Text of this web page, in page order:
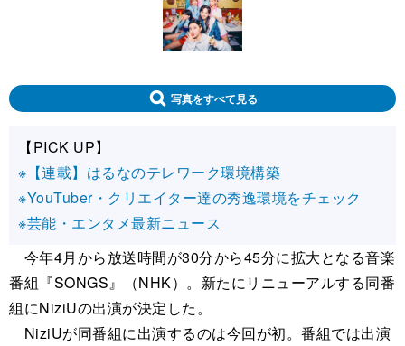
写真をすべて見る
【PICK UP】
※【連載】はるなのテレワーク環境構築
※YouTuber・クリエイター達の秀逸環境をチェック
※芸能・エンタメ最新ニュース
今年4月から放送時間が30分から45分に拡大となる音楽
番組『SONGS』（NHK）。新たにリニューアルする同番
組にNiziUの出演が決定した。
NiziUが同番組に出演するのは今回が初。番組では出演